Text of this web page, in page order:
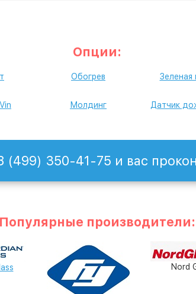
Опции:
Обогрев Зеленая
Молдинг Датчик
(499) 350-41-75 и вас
Популярные производители:
Nord